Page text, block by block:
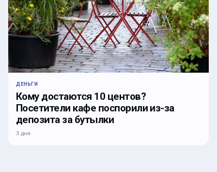
ДЕНЬГИ
Кому достаются 10 центов?
Посетители кафе поспорили из-за
депозита за бутылки
3 дня